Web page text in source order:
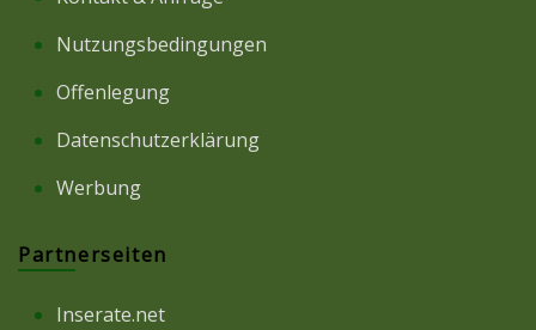
Nutzungsbedingungen
Offenlegung
Datenschutzerklärung
Werbung
Partnerseiten
Inserate.net